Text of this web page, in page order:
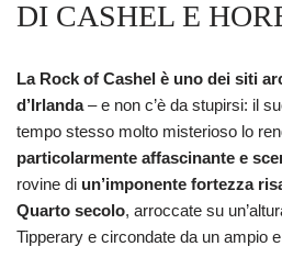
DI CASHEL E
La Rock of Cashel è uno dei siti
d’Irlanda– e non c’è da stupirsi: il
tempo stesso molto misterioso lo
particolarmente affascinante e
rovine di un’imponente fortezza
Quarto secolo, arroccate su
Tipperary e circondate da un ampio